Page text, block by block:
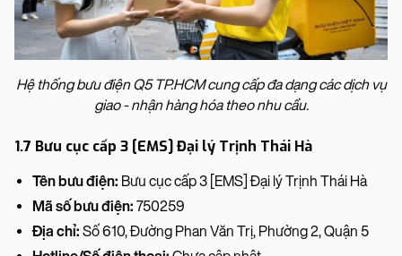
Hệ thống bưu điện Q5 TP.HCM cung cấp đa dạng các dịch vụ
giao - nhận hàng hóa theo nhu cầu.
1.7 Bưu cục cấp 3 [EMS] Đại lý Trịnh Thái Hà
Tên bưu điện: Bưu cục cấp 3 [EMS] Đại lý Trịnh Thái Hà
Mã số bưu điện: 750259
Địa chỉ: Số 610, Đường Phan Văn Trị, Phường 2, Quận 5